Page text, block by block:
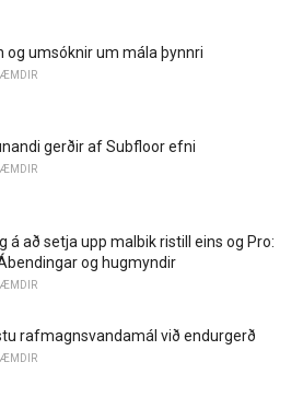
og umsóknir um mála þynnri
gerðir af Subfloor efni
á að setja upp malbik ristill eins og Pro:
og hugmyndir
rafmagnsvandamál við endurgerð